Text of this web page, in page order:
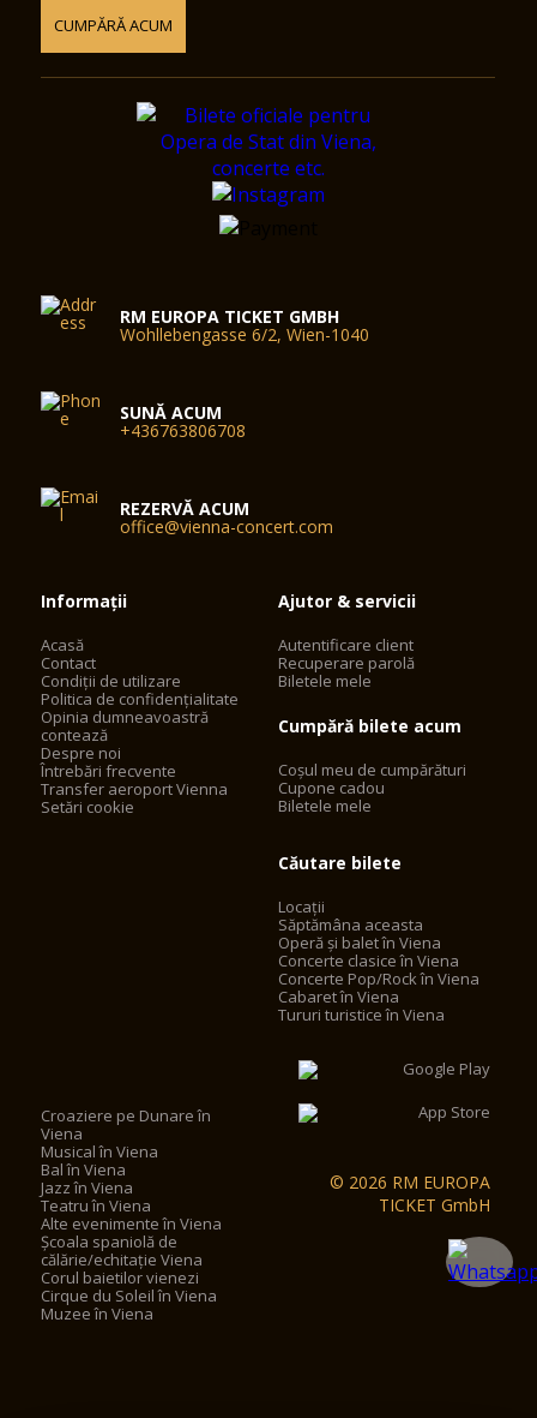
CUMPĂRĂ ACUM
RM EUROPA TICKET GMBH
Wohllebengasse 6/2, Wien-1040
SUNĂ ACUM
+436763806708
REZERVĂ ACUM
office@vienna-concert.com
Informații
Acasă
Contact
Condiții de utilizare
Politica de confidențialitate
Opinia dumneavoastră
contează
Despre noi
Întrebări frecvente
Transfer aeroport Vienna
Setări cookie
Ajutor & servicii
Autentificare client
Recuperare parolă
Biletele mele
Cumpără bilete acum
Coșul meu de cumpărături
Cupone cadou
Biletele mele
Căutare bilete
Locații
Săptămâna aceasta
Operă și balet în Viena
Concerte clasice în Viena
Concerte Pop/Rock în Viena
Cabaret în Viena
Tururi turistice în Viena
Croaziere pe Dunare în
Viena
Musical în Viena
Bal în Viena
Jazz în Viena
Teatru în Viena
Alte evenimente în Viena
Școala spaniolă de
călărie/echitație Viena
Corul baietilor vienezi
Cirque du Soleil în Viena
Muzee în Viena
© 2026 RM EUROPA
TICKET GmbH